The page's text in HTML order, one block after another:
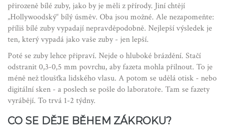
přirozeně bílé zuby, jako by je měli z přírody. Jiní chtějí
„Hollywoodský“ bílý úsměv. Oba jsou možné. Ale nezapomeňte:
příliš bílé zuby vypadají nepravděpodobně. Nejlepší výsledek je
ten, který vypadá jako vaše zuby - jen lepší.
Poté se zuby lehce připraví. Nejde o hluboké brázdění. Stačí
odstranit 0,3-0,5 mm povrchu, aby fazeta mohla přilnout. To je
méně než tloušťka lidského vlasu. A potom se udělá otisk - nebo
digitální sken - a poslech se pošle do laboratoře. Tam se fazety
vyrábějí. To trvá 1-2 týdny.
CO SE DĚJE BĚHEM ZÁKROKU?